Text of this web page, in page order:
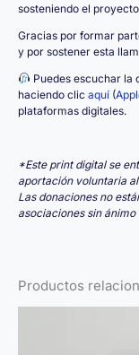
sosteniendo el
Gracias por formar
y por sostener esta
Puedes escuchar la
haciendo clic aquí (
plataformas digitales.
*Este print digital se
aportación voluntaria
Las donaciones no
asociaciones sin ánimo
Productos